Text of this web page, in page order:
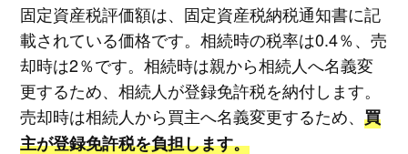
固定資産税評価額は、固定資産税納税通知書に記
載されている価格です。相続時の税率は0.4％、売
却時は2％です。相続時は親から相続人へ名義変
更するため、相続人が登録免許税を納付します。
売却時は相続人から買主へ名義変更するため、 買
主が登録免許税を負担します。